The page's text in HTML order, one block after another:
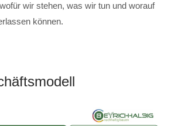
wir stehen, was wir tun und worauf
können.